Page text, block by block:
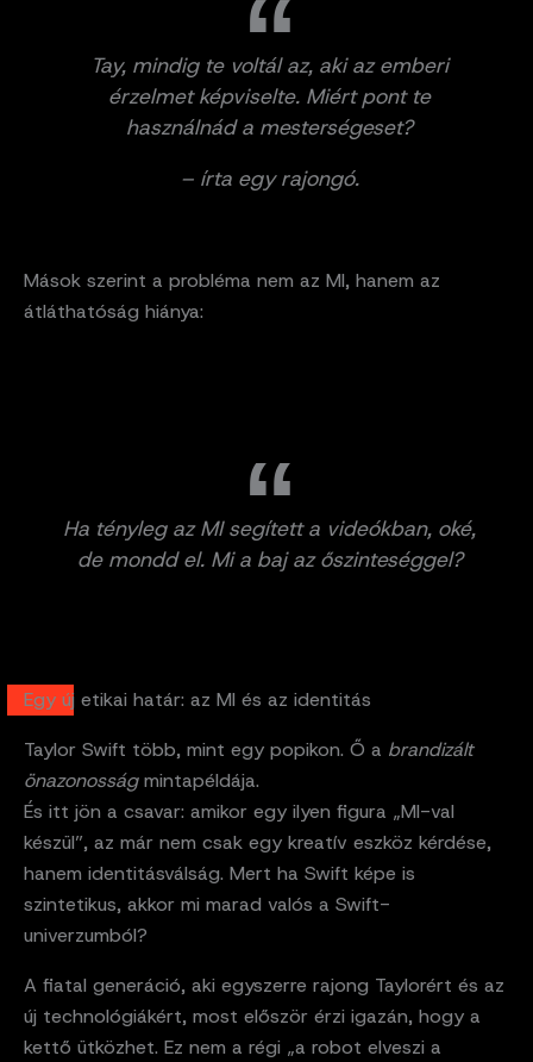
Tay, mindig te voltál az, aki az emberi
érzelmet képviselte. Miért pont te
használnád a mesterségeset?
– írta egy rajongó.
Mások szerint a probléma nem az MI, hanem az
átláthatóság hiánya:
Ha tényleg az MI segített a videókban, oké,
de mondd el. Mi a baj az őszinteséggel?
Egy új etikai határ: az MI és az identitás
Taylor Swift több, mint egy popikon. Ő a brandizált
önazonosságmintapéldája.
És itt jön a csavar: amikor egy ilyen figura „MI-val
készül”, az már nem csak egy kreatív eszköz kérdése,
hanem identitásválság. Mert ha Swift képe is
szintetikus, akkor mi marad valós a Swift-
univerzumból?
A fiatal generáció, aki egyszerre rajong Taylorért és az
új technológiákért, most először érzi igazán, hogy a
kettő ütközhet. Ez nem a régi „a robot elveszi a